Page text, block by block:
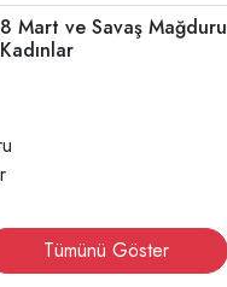
8 Mart ve Savaş Mağduru
Kadınlar
Tümünü Göster